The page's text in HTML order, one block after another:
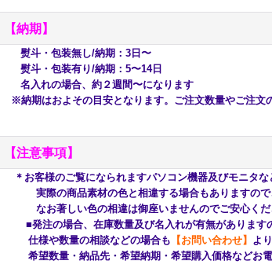
【納期】
熨斗・包装無し/納期：3日〜
熨斗・包装有り/納期：5〜14日
名入れの場合、約２週間〜になります
※納期はおよその目安となります。ご注文数量やご注文
【注意事項】
＊お客様のご覧になられますパソコン機器及びモニタ
実際の商品素材の色と相違する場合もありますので
なお著しい色の相違は御座いませんのでご安心くだ
■発注の場合、在庫数量及び名入れが有無があります
仕様や数量の相談などの場合も 【お問い合わせ】 よ
希望数量・納品先・希望納期・希望購入価格などお電